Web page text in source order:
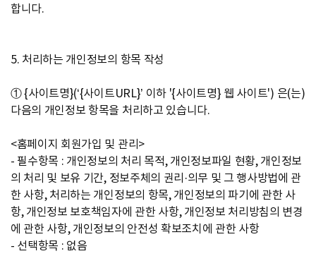
합니다.
5. 처리하는 개인정보의 항목 작성
① {사이트명}(‘{사이트URL}’ 이하 '{사이트명} 웹 사이트') 은(는)
다음의 개인정보 항목을 처리하고 있습니다.
<홈페이지 회원가입 및 관리>
- 필수항목 : 개인정보의 처리 목적, 개인정보파일 현황, 개인정보
의 처리 및 보유 기간, 정보주체의 권리·의무 및 그 행사방법에 관
한 사항, 처리하는 개인정보의 항목, 개인정보의 파기에 관한 사
항, 개인정보 보호책임자에 관한 사항, 개인정보 처리방침의 변경
에 관한 사항, 개인정보의 안전성 확보조치에 관한 사항
- 선택항목 : 없음